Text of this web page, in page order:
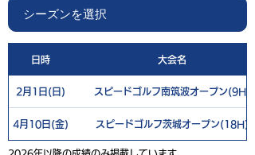
日時 大会名
2月1日(日) スピードゴルフ南筑波オープン(9H)
4月10日(金) スピードゴルフ茨城オープン(18H)